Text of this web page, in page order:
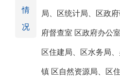
情
况
局、区统计局、区政
府督查室 区政府办公
区住建局、区水务局
镇 区自然资源局、区